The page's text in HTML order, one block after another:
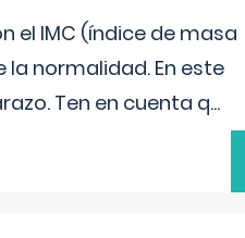
el IMC (índice de masa
normalidad. En este
Ten en cuenta q...